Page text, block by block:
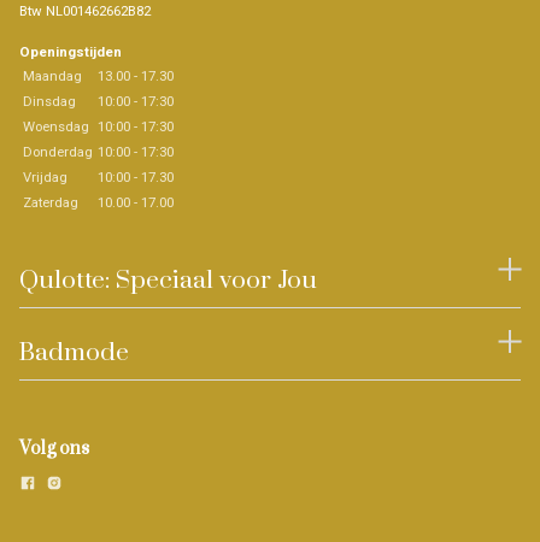
Btw NL001462662B82
Openingstijden
Maandag
13.00 - 17.30
Dinsdag
10:00 - 17:30
Woensdag 10:00 - 17:30
Donderdag 10:00 - 17:30
Vrijdag
10:00 - 17.30
Zaterdag
10.00 - 17.00
Qulotte: Speciaal voor Jou
Badmode
Volg ons